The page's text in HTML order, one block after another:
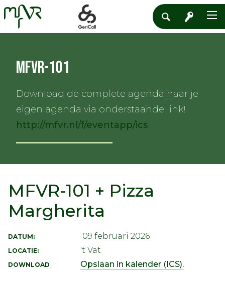
MFVR-101
Download de complete agenda naar je
eigen agenda via onderstaande link!
http://mfvr.nl/f/eventapp/ics
MFVR-101 + Pizza
Margherita
DATUM: 09 februari 2026
LOCATIE: 't Vat
DOWNLOAD Opslaan in kalender (ICS).